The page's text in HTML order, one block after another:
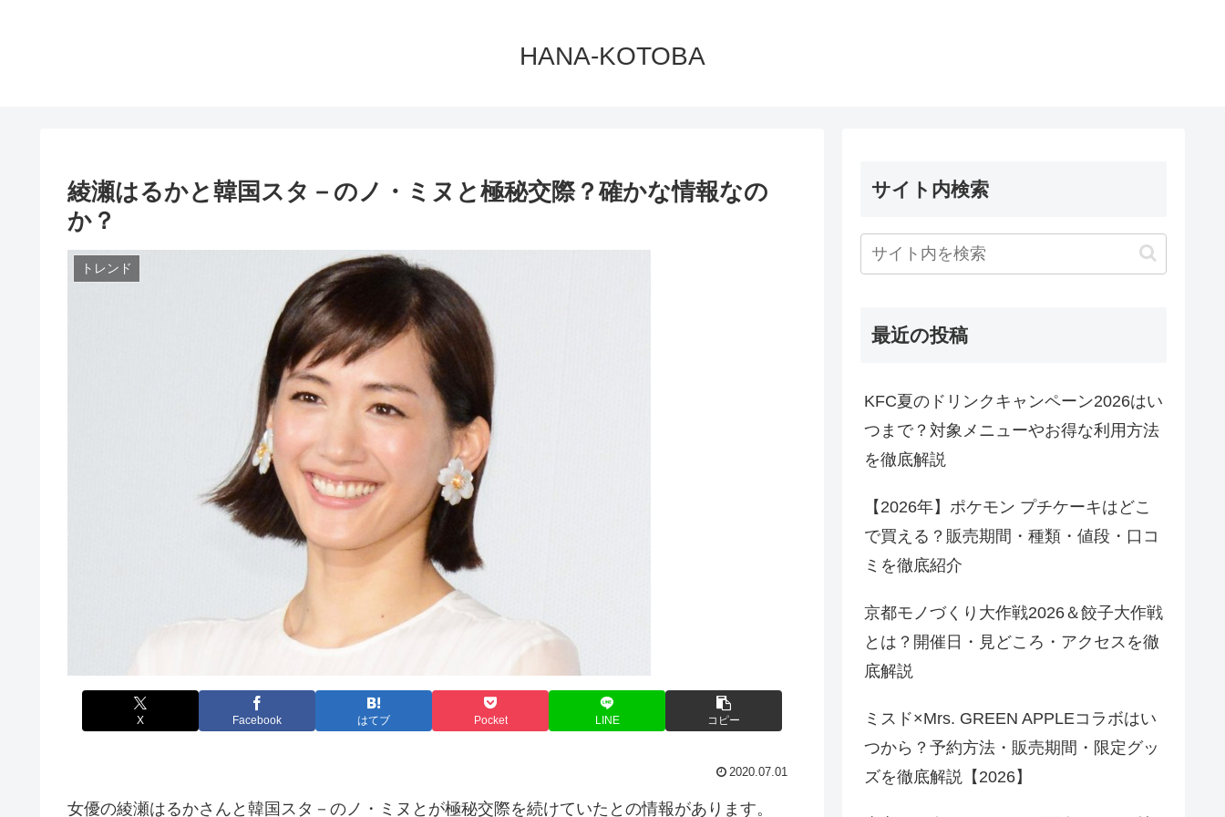
HANA-KOTOBA
綾瀬はるかと韓国スタ－のノ・ミヌと極秘交際？確かな情報なの
か？
トレンド
X Facebook はてブ Pocket LINE コピー
2020.07.01
女優の綾瀬はるかさんと韓国スタ－のノ・ミヌとが極秘交際を続けていたとの情報があります。
サイト内検索
最近の投稿
KFC夏のドリンクキャンペーン2026はい
つまで？対象メニューやお得な利用方法
を徹底解説
【2026年】ポケモン プチケーキはどこ
で買える？販売期間・種類・値段・口コ
ミを徹底紹介
京都モノづくり大作戦2026＆餃子大作戦
とは？開催日・見どころ・アクセスを徹
底解説
ミスド×Mrs. GREEN APPLEコラボはい
つから？予約方法・販売期間・限定グッ
ズを徹底解説【2026】